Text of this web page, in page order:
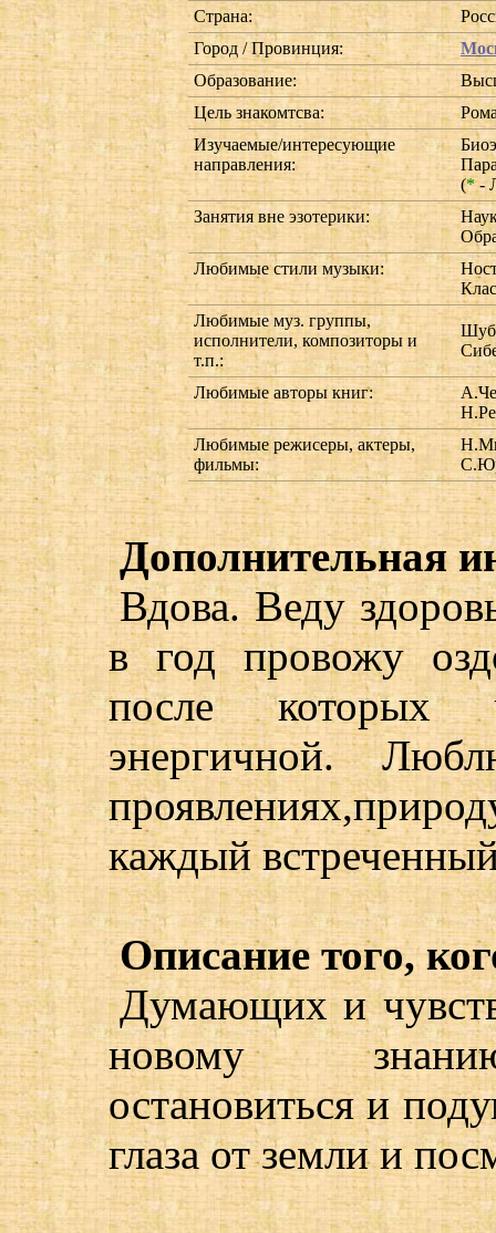
Страна:
Город / Провинция:
Образование:
Цель знакомтсва:
Изучаемые/интересующие
направления:
(*-
Занятия вне эзотерики:
Любимые стили музыки:
Любимые муз. группы,
исполнители, композиторы и
т.п.:
Любимые авторы книг:
Любимые режисеры, актеры,
фильмы:
Дополнительная
Вдова. Веду
в год провожу
после которых
энергичной.
каждый
Описание того,
Думающих и
новому
остановиться и
глаза от земли и